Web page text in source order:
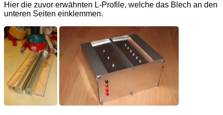
Hier die zuvor erwähnten L-Profile, welche das Blech an den
unteren Seiten einklemmen.